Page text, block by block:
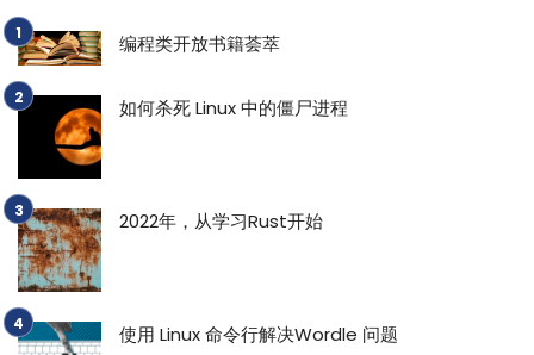
编程类开放书籍荟萃
如何杀死 Linux 中的僵尸进程
2022年，从学习Rust开始
使用 Linux 命令行解决Wordle 问题